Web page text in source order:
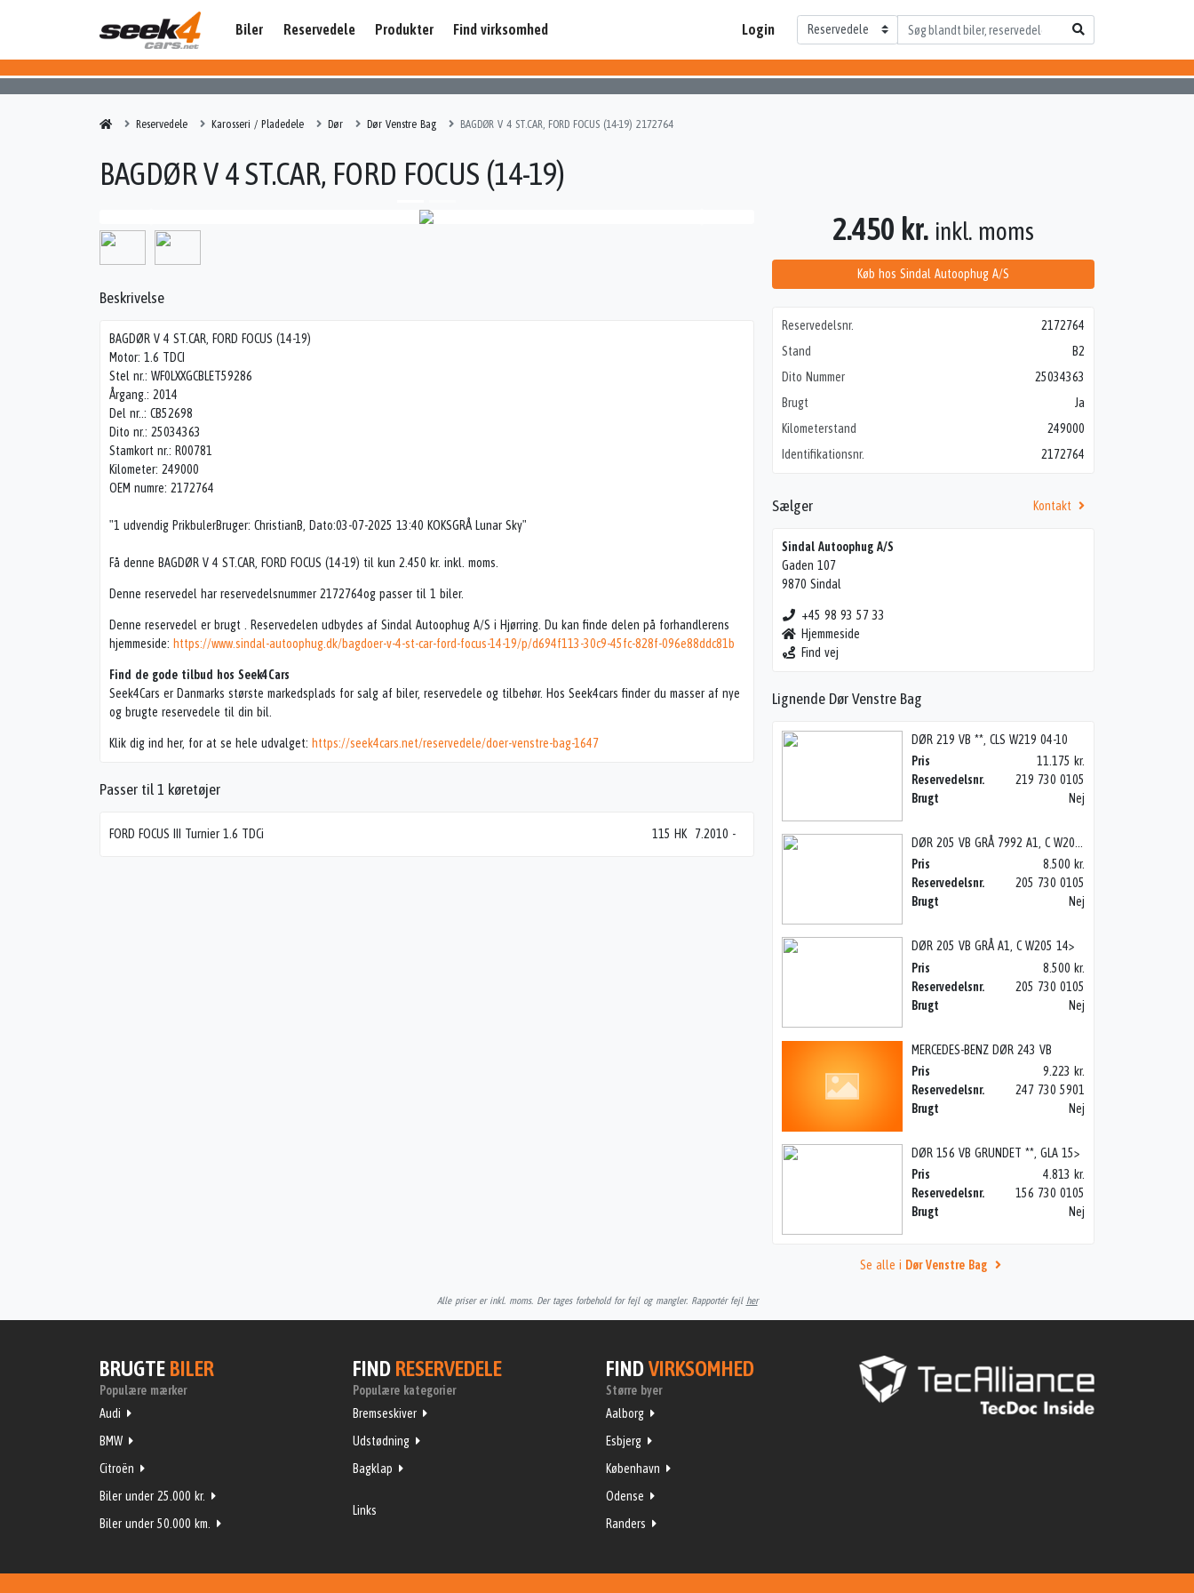
Biler Reservedele Produkter Find virksomhed Login
Reservedele Karosseri / Pladedele Dør Dør Venstre Bag BAGDØR V 4 ST.CAR, FORD FOCUS (14-19) 2172764
2.450 kr. inkl. moms
Køb hos Sindal Autoophug A/S
Reservedelsnr.
2172764
Stand
B2
Dito Nummer
25034363
Brugt
Ja
Kilometerstand
249000
Identifikationsnr.
2172764
Sælger Kontakt
Sindal Autoophug A/S
Gaden 107
9870 Sindal
+45 98 93 57 33
Hjemmeside
Find vej
Lignende Dør Venstre Bag
DØR 219 VB **, CLS W219 04-10
Pris
11.175 kr.
Reservedelsnr.
219 730 0105
Brugt
Nej
Pris
8.500 kr.
Reservedelsnr.
205 730 0105
Brugt
Nej
DØR 205 VB GRÅ A1, C W205 14>
Pris
8.500 kr.
Reservedelsnr.
205 730 0105
Brugt
Nej
MERCEDES-BENZ DØR 243 VB
Pris
9.223 kr.
Reservedelsnr.
247 730 5901
Brugt
Nej
DØR 156 VB GRUNDET **, GLA 15>
Pris
4.813 kr.
Reservedelsnr.
156 730 0105
Brugt
Nej
Se alle i Dør Venstre Bag
BAGDØR V 4 ST.CAR, FORD FOCUS (14-19)
Beskrivelse
BAGDØR V 4 ST.CAR, FORD FOCUS (14-19)
Motor: 1.6 TDCI
Stel nr.: WF0LXXGCBLET59286
Årgang.: 2014
Del nr..: CB52698
Dito nr.: 25034363
Stamkort nr.: R00781
Kilometer: 249000
OEM numre: 2172764
"1 udvendig PrikbulerBruger: ChristianB, Dato:03-07-2025 13:40 KOKSGRÅ Lunar Sky"
Få denne BAGDØR V 4 ST.CAR, FORD FOCUS (14-19) til kun 2.450 kr. inkl. moms.
Denne reservedel har reservedelsnummer 2172764og passer til 1 biler.
Denne reservedel er brugt . Reservedelen udbydes af Sindal Autoophug A/S i Hjørring. Du kan finde delen på forhandlerens
hjemmeside: https://www.sindal-autoophug.dk/bagdoer-v-4-st-car-ford-focus-14-19/p/d694f113-30c9-45fc-828f-096e88ddc81b
Find de gode tilbud hos Seek4Cars
Seek4Cars er Danmarks største markedsplads for salg af biler, reservedele og tilbehør. Hos Seek4cars finder du masser af nye
og brugte reservedele til din bil.
Klik dig ind her, for at se hele udvalget: https://seek4cars.net/reservedele/doer-venstre-bag-1647
Passer til 1 køretøjer
FORD FOCUS III Turnier 1.6 TDCi 115 HK 7.2010 -
Alle priser er inkl. moms. Der tages forbehold for fejl og mangler. Rapportér fejl her
BRUGTE BILER
Populære mærker
Audi
BMW
Citroën
Biler under 25.000 kr.
Biler under 50.000 km.
FIND RESERVEDELE
Populære kategorier
Bremseskiver
Udstødning
Bagklap
Links
FINDVIRKSOMHED
Større byer
Aalborg
Esbjerg
København
Odense
Randers